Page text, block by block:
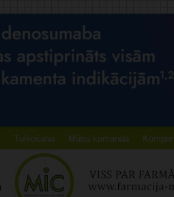
Tulkošana Mūsu komanda